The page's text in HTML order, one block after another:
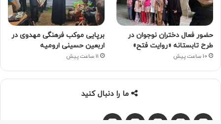
حضور فعال دختران نوجوان در
طرح تابستانه «روایت فتح»
10 ساعت پیش
برپایی موکب فرهنگی مهدوی در
اربعین حسینی ارومیه
11 ساعت پیش
ما را دنبال کنید